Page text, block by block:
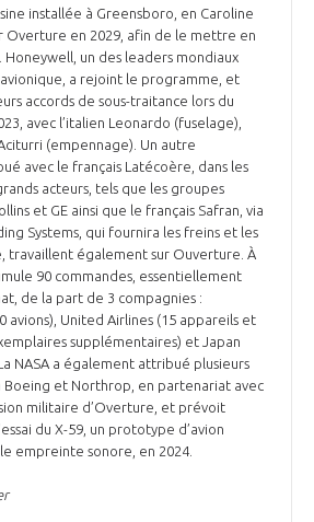
installée à Greensboro, en Caroline
en 2029, afin de le mettre en
un des leaders mondiaux
a rejoint le programme, et
accords de sous-traitance lors du
avec l’italien Leonardo (fuselage),
(empennage). Un autre
avec le français Latécoère, dans les
acteurs, tels que les groupes
et GE ainsi que le français Safran, via
Systems, qui fournira les freins et les
travaillent également sur Ouverture. À
90 commandes, essentiellement
de la part de 3 compagnies :
avions), United Airlines (15 appareils et
supplémentaires) et Japan
NASA a également attribué plusieurs
Boeing et Northrop, en partenariat avec
militaire d’Overture, et prévoit
du X-59, un prototype d’avion
empreinte sonore, en 2024.